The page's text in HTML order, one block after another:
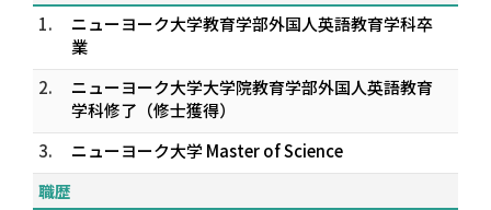
1.
ニューヨーク大学教育学部外国人英語教育学科卒
業
2.
ニューヨーク大学大学院教育学部外国人英語教育
学科修了（修士獲得）
3.
ニューヨーク大学 Master of Science
職歴